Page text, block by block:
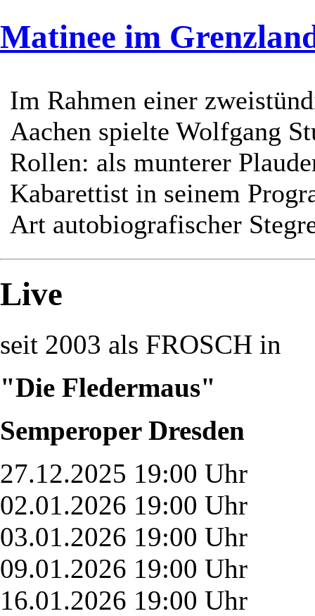
Matinee im
Im Rahmen einer
Aachen spielte Wolfgang
Rollen: als munterer
Kabarettist in seinem
Art autobiografischer
Live
seit 2003 als FROSCH in
"Die Fledermaus"
Semperoper Dresden
27.12.2025 19:00 Uhr
02.01.2026 19:00 Uhr
03.01.2026 19:00 Uhr
09.01.2026 19:00 Uhr
16.01.2026 19:00 Uhr